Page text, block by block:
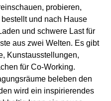
probieren,
und nach Hause
und schwere Last für
aus zwei Welten. Es gibt
Kunstausstellungen,
für Co-Working.
beleben den
wird ein inspirierendes